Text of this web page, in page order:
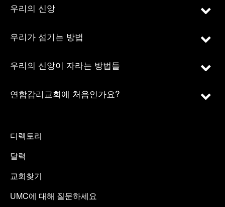
우리의 신앙
우리가 섬기는 방법
우리의 신앙이 자라는 방법들
연합감리교회에 처음인가요?
디렉토리
달력
교회찾기
UMC에 대해 질문하세요